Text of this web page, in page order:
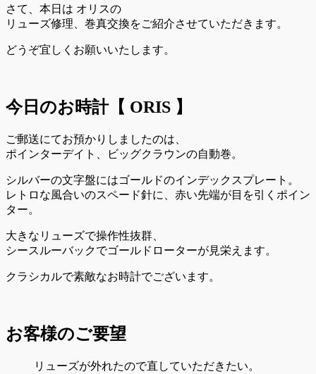
さて、本日は オリスの
リューズ修理、巻真交換をご紹介させていただきます。
どうぞ宜しくお願いいたします。
今日のお時計【 ORIS 】
ご郵送にてお預かりしましたのは、
ポインターデイト、ビッグクラウンの自動巻。
シルバーの文字盤にはゴールドのインデックスプレート。
レトロな風合いのスペード針に、赤い先端が目を引くポイン
ター。
大きなリューズで操作性抜群、
シースルーバックでゴールドローターが見栄えます。
クラシカルで素敵なお時計でございます。
お客様のご要望
リューズが外れたので直していただきたい。